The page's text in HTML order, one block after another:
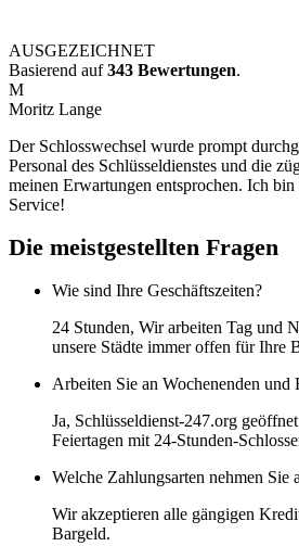
AUSGEZEICHNET
Basierend auf343 Bewertungen.
M
Moritz Lange
Der Schlosswechsel wurde prompt
Personal des Schlüsseldienstes und die
meinen Erwartungen entsprochen. Ich
Service!
Die meistgestellten Fragen
Wie sind Ihre Geschäftszeiten?
24 Stunden, Wir arbeiten Tag und
unsere Städte immer offen für Ihre
Arbeiten Sie an Wochenenden und
Ja, Schlüsseldienst-247.org
Feiertagen mit 24-Stunden-
Welche Zahlungsarten nehmen Sie
Wir akzeptieren alle gängigen
Bargeld.